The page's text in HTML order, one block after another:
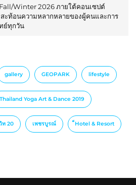
Winter 2026 ภายใต้คอนเซปต์
ะท้อนความหลากหลายของผู้คนและการ
ย์ทุกวัน
gallery GEOPARK lifestyle
Thailand Yoga Art & Dance 2019
ท 20 เพชรบูรณ์ ็Hotel & Resort